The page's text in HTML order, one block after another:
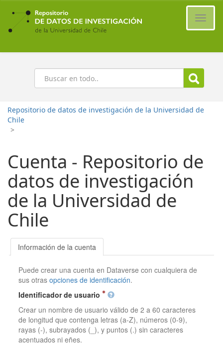
Ir
contenido
principal
Buscar
Repositorio de datos de investigación de la Universidad de
Chile
>
Cuenta - Repositorio de
datos de investigación
de la Universidad de
Chile
Información de la cuenta
Puede crear una cuenta en Dataverse con cualquiera de
sus otrasopciones de identificación.
Identificador de usuario
Crear un nombre de usuario válido de 2 a 60 caracteres
de longitud que contenga letras (a-Z), números (0-9),
rayas (-), subrayados (_), y puntos (.) sin caracteres
acentuados ni eñes.